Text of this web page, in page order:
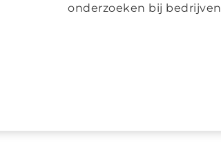
onderzoeken bij bedrijven